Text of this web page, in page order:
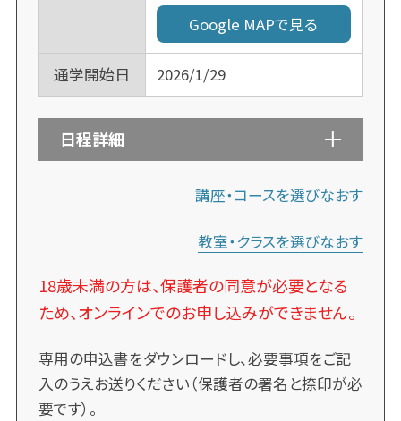
Google MAPで見る
通学開始日 2026/1/29
日程詳細
講座・コースを選びなおす
教室・クラスを選びなおす
18歳未満の方は、保護者の同意が必要となる
ため、オンラインでのお申し込みができません。
専用の申込書をダウンロードし、必要事項をご記
入のうえお送りください（保護者の署名と捺印が必
要です）。